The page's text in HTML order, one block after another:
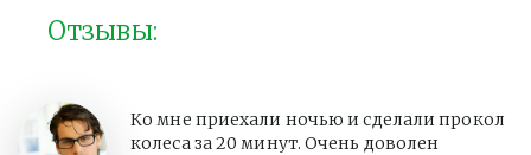
Отзывы:
Ко мне приехали ночью и сделали прокол
колеса за 20 минут. Очень доволен